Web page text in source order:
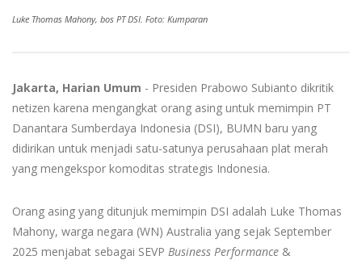
Luke Thomas Mahony, bos PT DSI. Foto: Kumparan
Jakarta, Harian Umum - Presiden Prabowo Subianto dikritik
netizen karena mengangkat orang asing untuk memimpin PT
Danantara Sumberdaya Indonesia (DSI), BUMN baru yang
didirikan untuk menjadi satu-satunya perusahaan plat merah
yang mengekspor komoditas strategis Indonesia.
Orang asing yang ditunjuk memimpin DSI adalah Luke Thomas
Mahony, warga negara (WN) Australia yang sejak September
2025 menjabat sebagai SEVP Business Performance &